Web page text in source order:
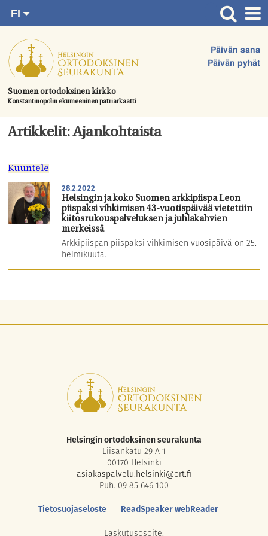
suoraan
sisältöön.
Suomen ortodoksinen kirkko
Konstantinopolin ekumeeninen patriarkaatti
Päivän sana
Päivän pyhät
FI
SV
EN
UA
Etusivu
Ajankohtaista
Juhlat & toimitukset
Kirkot
Tule mukaan
Hautausmaa
Yhteystiedot
Artikkelit: Ajankohtaista
Kuuntele
28.2.2022
Helsingin ja koko Suomen arkkipiispa Leon
piispaksi vihkimisen 43-vuotispäivää vietettiin
kiitosrukouspalveluksen ja juhlakahvien
merkeissä
Arkkipiispan piispaksi vihkimisen vuosipäivä on 25.
helmikuuta.
Helsingin ortodoksinen seurakunta
Liisankatu 29 A 1
00170 Helsinki
asiakaspalvelu.helsinki@ort.fi
Puh. 09 85 646 100
Tietosuojaseloste
ReadSpeaker webReader
Laskutusosoite: